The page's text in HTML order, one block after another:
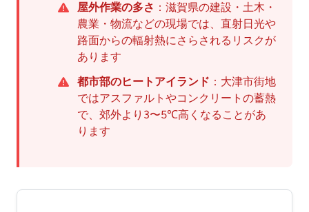
屋外作業の多さ ：滋賀県の建設・土木・
農業・物流などの現場では、直射日光や
路面からの輻射熱にさらされるリスクが
あります
都市部のヒートアイランド ：大津市街地
ではアスファルトやコンクリートの蓄熱
で、郊外より3〜5℃高くなることがあ
ります